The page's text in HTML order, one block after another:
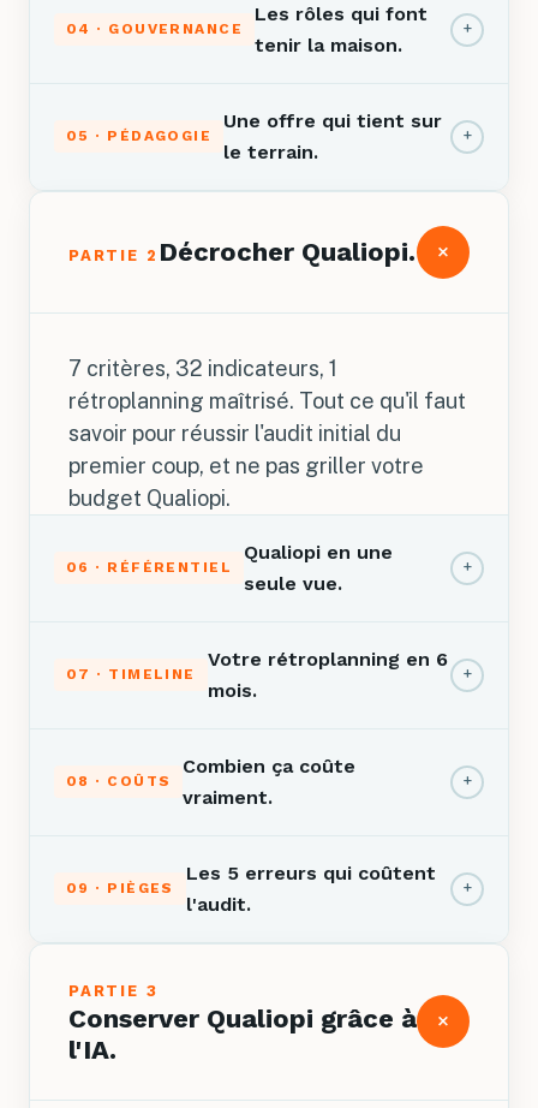
04 · GOUVERNANCE
Les rôles qui font
tenir la maison.
+
05 · PÉDAGOGIE
Une offre qui tient sur
le terrain.
+
PARTIE 2 Décrocher Qualiopi. +
7 critères, 32 indicateurs, 1
rétroplanning maîtrisé. Tout ce qu'il faut
savoir pour réussir l'audit initial du
premier coup, et ne pas griller votre
budget Qualiopi.
06 · RÉFÉRENTIEL
Qualiopi en une
seule vue.
+
07 · TIMELINE
Votre rétroplanning en 6
mois.
+
08 · COÛTS
Combien ça coûte
vraiment.
+
09 · PIÈGES
Les 5 erreurs qui coûtent
l'audit.
+
PARTIE 3
Conserver Qualiopi grâce à
l'IA.
+